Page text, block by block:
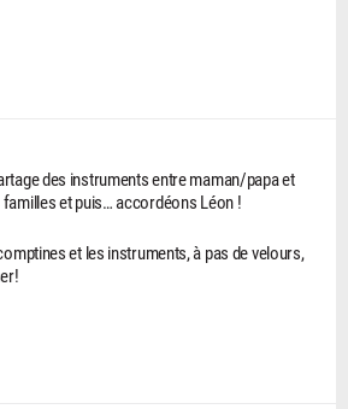
des instruments entre maman/papa et
familles et puis… accordéons Léon !
et les instruments, à pas de velours,